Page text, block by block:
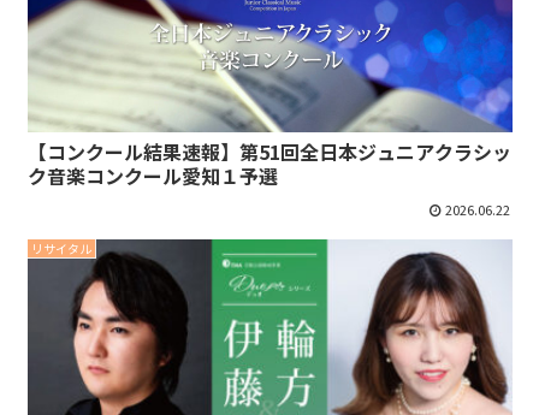
【コンクール結果速報】第51回全日本ジュニアクラシッ
ク音楽コンクール愛知１予選
2026.06.22
リサイタル